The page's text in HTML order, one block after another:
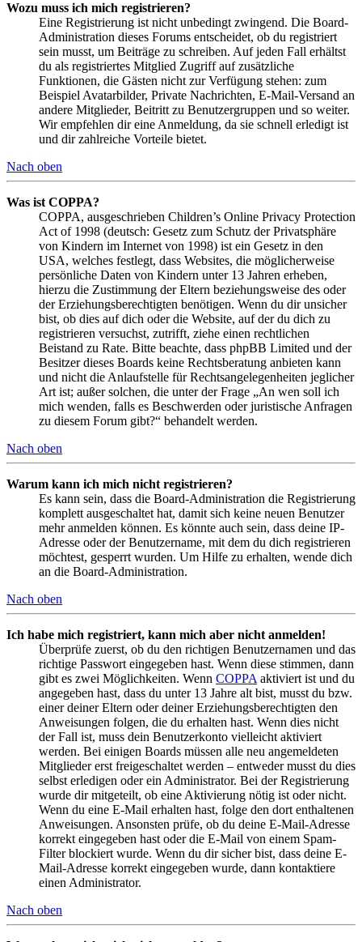
Wozu muss ich mich registrieren?
Eine Registrierung ist nicht unbedingt zwingend. Die Board-
Administration dieses Forums entscheidet, ob du registriert
sein musst, um Beiträge zu schreiben. Auf jeden Fall erhältst
du als registriertes Mitglied Zugriff auf zusätzliche
Funktionen, die Gästen nicht zur Verfügung stehen: zum
Beispiel Avatarbilder, Private Nachrichten, E-Mail-Versand an
andere Mitglieder, Beitritt zu Benutzergruppen und so weiter.
Wir empfehlen dir eine Anmeldung, da sie schnell erledigt ist
und dir zahlreiche Vorteile bietet.
Nach oben
Was ist COPPA?
COPPA, ausgeschrieben Children’s Online Privacy Protection
Act of 1998 (deutsch: Gesetz zum Schutz der Privatsphäre
von Kindern im Internet von 1998) ist ein Gesetz in den
USA, welches festlegt, dass Websites, die möglicherweise
persönliche Daten von Kindern unter 13 Jahren erheben,
hierzu die Zustimmung der Eltern beziehungsweise des oder
der Erziehungsberechtigten benötigen. Wenn du dir unsicher
bist, ob dies auf dich oder die Website, auf der du dich zu
registrieren versuchst, zutrifft, ziehe einen rechtlichen
Beistand zu Rate. Bitte beachte, dass phpBB Limited und der
Besitzer dieses Boards keine Rechtsberatung anbieten kann
und nicht die Anlaufstelle für Rechtsangelegenheiten jeglicher
Art ist; außer solchen, die unter der Frage „An wen soll ich
mich wenden, falls es Beschwerden oder juristische Anfragen
zu diesem Forum gibt?“ behandelt werden.
Nach oben
Warum kann ich mich nicht registrieren?
Es kann sein, dass die Board-Administration die Registrierung
komplett ausgeschaltet hat, damit sich keine neuen Benutzer
mehr anmelden können. Es könnte auch sein, dass deine IP-
Adresse oder der Benutzername, mit dem du dich registrieren
möchtest, gesperrt wurden. Um Hilfe zu erhalten, wende dich
an die Board-Administration.
Nach oben
Ich habe mich registriert, kann mich aber nicht anmelden!
Überprüfe zuerst, ob du den richtigen Benutzernamen und das
richtige Passwort eingegeben hast. Wenn diese stimmen, dann
gibt es zwei Möglichkeiten. Wenn COPPA aktiviert ist und du
angegeben hast, dass du unter 13 Jahre alt bist, musst du bzw.
einer deiner Eltern oder deiner Erziehungsberechtigten den
Anweisungen folgen, die du erhalten hast. Wenn dies nicht
der Fall ist, muss dein Benutzerkonto vielleicht aktiviert
werden. Bei einigen Boards müssen alle neu angemeldeten
Mitglieder erst freigeschaltet werden – entweder musst du dies
selbst erledigen oder ein Administrator. Bei der Registrierung
wurde dir mitgeteilt, ob eine Aktivierung nötig ist oder nicht.
Wenn du eine E-Mail erhalten hast, folge den dort enthaltenen
Anweisungen. Ansonsten prüfe, ob du deine E-Mail-Adresse
korrekt eingegeben hast oder die E-Mail von einem Spam-
Filter blockiert wurde. Wenn du dir sicher bist, dass deine E-
Mail-Adresse korrekt eingegeben wurde, dann kontaktiere
einen Administrator.
Nach oben